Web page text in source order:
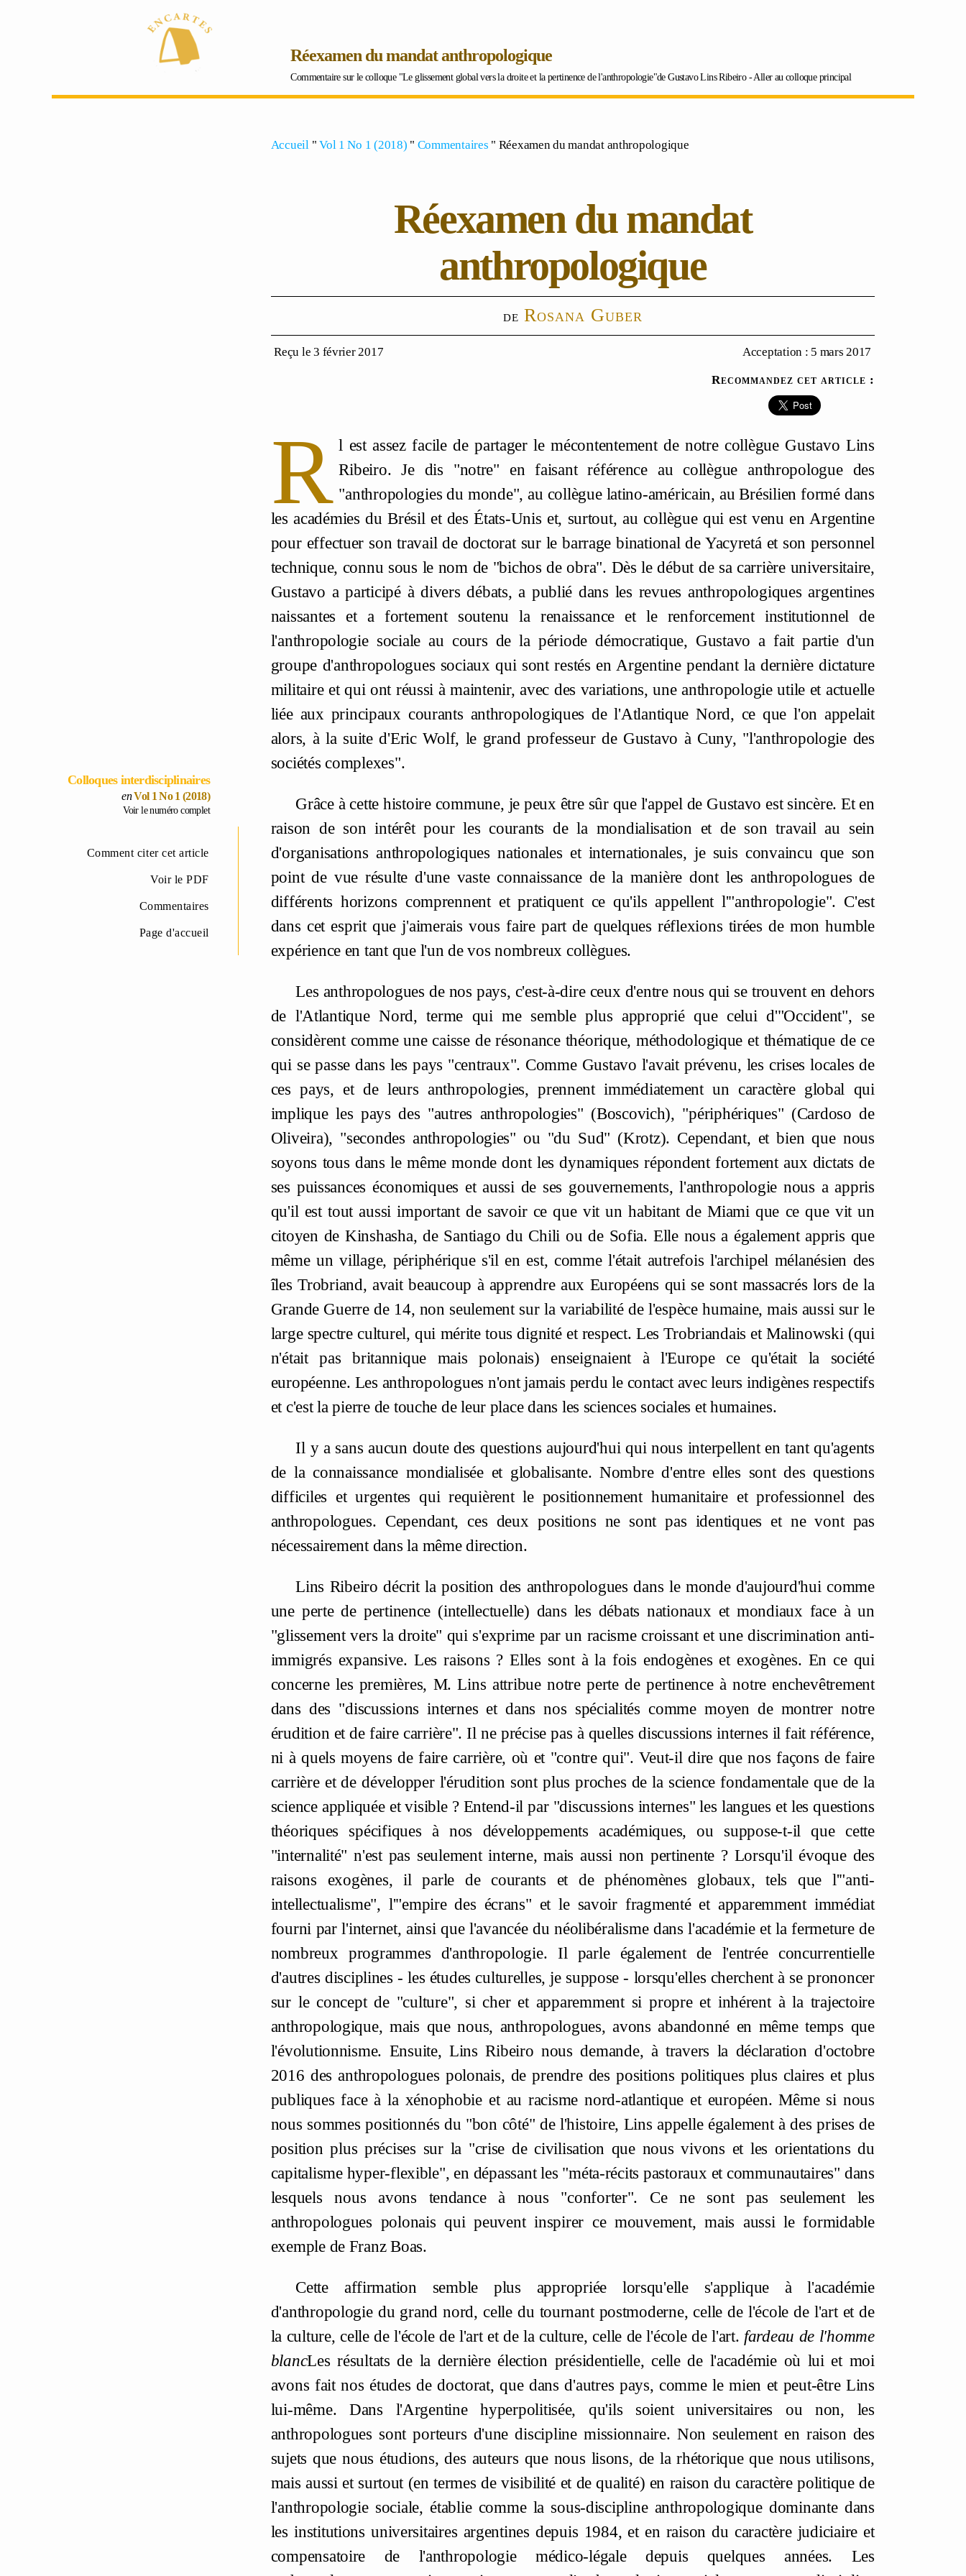
Réexamen du mandat anthropologique
Commentaire sur le colloque "Le glissement global vers la droite et la pertinence de l'anthropologie"de Gustavo Lins Ribeiro -Aller au colloque principal
Colloques interdisciplinaires
Vol 1 No 1 (2018)
Voir le numéro complet
Comment citer cet article
Voir le PDF
Commentaires
Page d'accueil
Accueil"Vol 1 No 1 (2018) " Commentaires " Réexamen du mandat anthropologique
Réexamen du mandat
anthropologique
Rosana Guber
Reçu le 3 février 2017 Acceptation : 5 mars 2017
Recommandez cet article :
R l est assez facile de partager le mécontentement de notre collègue Gustavo Lins
Ribeiro. Je dis "notre" en faisant référence au collègue anthropologue des
"anthropologies du monde", au collègue latino-américain, au Brésilien formé dans
les académies du Brésil et des États-Unis et, surtout, au collègue qui est venu en Argentine
pour effectuer son travail de doctorat sur le barrage binational de Yacyretá et son personnel
technique, connu sous le nom de "bichos de obra". Dès le début de sa carrière universitaire,
Gustavo a participé à divers débats, a publié dans les revues anthropologiques argentines
naissantes et a fortement soutenu la renaissance et le renforcement institutionnel de
l'anthropologie sociale au cours de la période démocratique, Gustavo a fait partie d'un
groupe d'anthropologues sociaux qui sont restés en Argentine pendant la dernière dictature
militaire et qui ont réussi à maintenir, avec des variations, une anthropologie utile et actuelle
liée aux principaux courants anthropologiques de l'Atlantique Nord, ce que l'on appelait
alors, à la suite d'Eric Wolf, le grand professeur de Gustavo à Cuny, "l'anthropologie des
sociétés complexes".
Grâce à cette histoire commune, je peux être sûr que l'appel de Gustavo est sincère. Et en
raison de son intérêt pour les courants de la mondialisation et de son travail au sein
d'organisations anthropologiques nationales et internationales, je suis convaincu que son
point de vue résulte d'une vaste connaissance de la manière dont les anthropologues de
différents horizons comprennent et pratiquent ce qu'ils appellent l'"anthropologie". C'est
dans cet esprit que j'aimerais vous faire part de quelques réflexions tirées de mon humble
expérience en tant que l'un de vos nombreux collègues.
Les anthropologues de nos pays, c'est-à-dire ceux d'entre nous qui se trouvent en dehors
de l'Atlantique Nord, terme qui me semble plus approprié que celui d'"Occident", se
considèrent comme une caisse de résonance théorique, méthodologique et thématique de ce
qui se passe dans les pays "centraux". Comme Gustavo l'avait prévenu, les crises locales de
ces pays, et de leurs anthropologies, prennent immédiatement un caractère global qui
implique les pays des "autres anthropologies" (Boscovich), "périphériques" (Cardoso de
Oliveira), "secondes anthropologies" ou "du Sud" (Krotz). Cependant, et bien que nous
soyons tous dans le même monde dont les dynamiques répondent fortement aux dictats de
ses puissances économiques et aussi de ses gouvernements, l'anthropologie nous a appris
qu'il est tout aussi important de savoir ce que vit un habitant de Miami que ce que vit un
citoyen de Kinshasha, de Santiago du Chili ou de Sofia. Elle nous a également appris que
même un village, périphérique s'il en est, comme l'était autrefois l'archipel mélanésien des
îles Trobriand, avait beaucoup à apprendre aux Européens qui se sont massacrés lors de la
Grande Guerre de 14, non seulement sur la variabilité de l'espèce humaine, mais aussi sur le
large spectre culturel, qui mérite tous dignité et respect. Les Trobriandais et Malinowski (qui
n'était pas britannique mais polonais) enseignaient à l'Europe ce qu'était la société
européenne. Les anthropologues n'ont jamais perdu le contact avec leurs indigènes respectifs
et c'est la pierre de touche de leur place dans les sciences sociales et humaines.
Il y a sans aucun doute des questions aujourd'hui qui nous interpellent en tant qu'agents
de la connaissance mondialisée et globalisante. Nombre d'entre elles sont des questions
difficiles et urgentes qui requièrent le positionnement humanitaire et professionnel des
anthropologues. Cependant, ces deux positions ne sont pas identiques et ne vont pas
nécessairement dans la même direction.
Lins Ribeiro décrit la position des anthropologues dans le monde d'aujourd'hui comme
une perte de pertinence (intellectuelle) dans les débats nationaux et mondiaux face à un
"glissement vers la droite" qui s'exprime par un racisme croissant et une discrimination anti-
immigrés expansive. Les raisons ? Elles sont à la fois endogènes et exogènes. En ce qui
concerne les premières, M. Lins attribue notre perte de pertinence à notre enchevêtrement
dans des "discussions internes et dans nos spécialités comme moyen de montrer notre
érudition et de faire carrière". Il ne précise pas à quelles discussions internes il fait référence,
ni à quels moyens de faire carrière, où et "contre qui". Veut-il dire que nos façons de faire
carrière et de développer l'érudition sont plus proches de la science fondamentale que de la
science appliquée et visible ? Entend-il par "discussions internes" les langues et les questions
théoriques spécifiques à nos développements académiques, ou suppose-t-il que cette
"internalité" n'est pas seulement interne, mais aussi non pertinente ? Lorsqu'il évoque des
raisons exogènes, il parle de courants et de phénomènes globaux, tels que l'"anti-
intellectualisme", l'"empire des écrans" et le savoir fragmenté et apparemment immédiat
fourni par l'internet, ainsi que l'avancée du néolibéralisme dans l'académie et la fermeture de
nombreux programmes d'anthropologie. Il parle également de l'entrée concurrentielle
d'autres disciplines - les études culturelles, je suppose - lorsqu'elles cherchent à se prononcer
sur le concept de "culture", si cher et apparemment si propre et inhérent à la trajectoire
anthropologique, mais que nous, anthropologues, avons abandonné en même temps que
l'évolutionnisme. Ensuite, Lins Ribeiro nous demande, à travers la déclaration d'octobre
2016 des anthropologues polonais, de prendre des positions politiques plus claires et plus
publiques face à la xénophobie et au racisme nord-atlantique et européen. Même si nous
nous sommes positionnés du "bon côté" de l'histoire, Lins appelle également à des prises de
position plus précises sur la "crise de civilisation que nous vivons et les orientations du
capitalisme hyper-flexible", en dépassant les "méta-récits pastoraux et communautaires" dans
lesquels nous avons tendance à nous "conforter". Ce ne sont pas seulement les
anthropologues polonais qui peuvent inspirer ce mouvement, mais aussi le formidable
exemple de Franz Boas.
Cette affirmation semble plus appropriée lorsqu'elle s'applique à l'académie
d'anthropologie du grand nord, celle du tournant postmoderne, celle de l'école de l'art et de
la culture, celle de l'école de l'art et de la culture, celle de l'école de l'art. fardeau de l'homme
blancLes résultats de la dernière élection présidentielle, celle de l'académie où lui et moi
avons fait nos études de doctorat, que dans d'autres pays, comme le mien et peut-être Lins
lui-même. Dans l'Argentine hyperpolitisée, qu'ils soient universitaires ou non, les
anthropologues sont porteurs d'une discipline missionnaire. Non seulement en raison des
sujets que nous étudions, des auteurs que nous lisons, de la rhétorique que nous utilisons,
mais aussi et surtout (en termes de visibilité et de qualité) en raison du caractère politique de
l'anthropologie sociale, établie comme la sous-discipline anthropologique dominante dans
les institutions universitaires argentines depuis 1984, et en raison du caractère judiciaire et
compensatoire de l'anthropologie médico-légale depuis quelques années. Les